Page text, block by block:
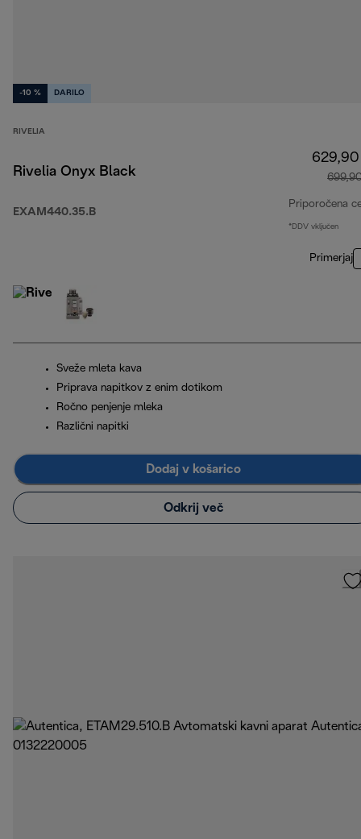
-10 % DARILO
RIVELIA
Rivelia Onyx Black
EXAM440.35.B
Priporočena
*DDV vključen
Primerjaj
Sveže mleta kava
Priprava napitkov z enim dotikom
Ročno penjenje mleka
Različni napitki
Dodaj v košarico
Odkrij več